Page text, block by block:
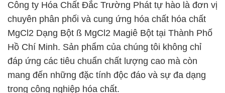
Công ty Hóa Chất Đắc Trường Phát tự hào là đơn vị
chuyên phân phối và cung ứng hóa chất hóa chất
MgCl2 Dạng Bột ß MgCl2 Magiê Bột tại Thành Phố
Hồ Chí Minh. Sản phẩm của chúng tôi không chỉ
đáp ứng các tiêu chuẩn chất lượng cao mà còn
mang đến những đặc tính độc đáo và sự đa dạng
trong công nghiệp hóa chất.